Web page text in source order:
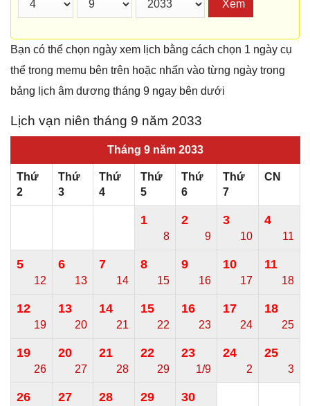
Xem
Bạn có thể chọn ngày xem lịch bằng cách chọn 1 ngày cụ
thể trong memu bên trên hoặc nhấn vào từng ngày trong
bảng lịch âm dương tháng 9 ngay bên dưới
Lịch vạn niên tháng 9 năm 2033
Tháng 9 năm 2033
Thứ
2
Thứ
3
Thứ
4
Thứ
5
Thứ
6
Thứ
7
CN
1
8
2
9
3
10
4
11
5
12
6
13
7
14
8
15
9
16
10
17
11
18
12
19
13
20
14
21
15
22
16
23
17
24
18
25
19
26
20
27
21
28
22
29
23
1/9
24
2
25
3
26 27 28 29 30